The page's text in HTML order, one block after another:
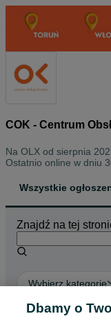
COK - Centrum
Na OLX od sierpnia
Ostatnio online w dniu
Wszystkie
Znajdź na tej
Wybierz kategorię
ZNALEŹLIŚMY 0
Dbamy o